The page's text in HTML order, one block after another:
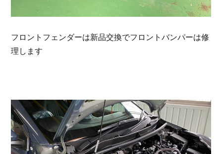
フロントフェンダーは新品交換でフロントバンパーは修
理します